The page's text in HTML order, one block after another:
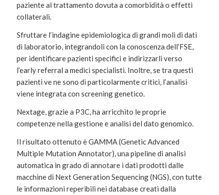
paziente al trattamento dovuta a comorbidità o effetti
collaterali.
Sfruttare l’indagine epidemiologica di grandi moli di dati
di laboratorio, integrandoli con la conoscenza dell’FSE,
per identificare pazienti specifici e indirizzarli verso
l’early referral a medici specialisti. Inoltre, se tra questi
pazienti ve ne sono di particolarmente critici, l’analisi
viene integrata con screening genetico.
Nextage, grazie a P3C, ha arricchito le proprie
competenze nella gestione e analisi del dato genomico.
Il risultato ottenuto è GAMMA (Genetic Advanced
Multiple Mutation Annotator), una pipeline di analisi
automatica in grado di annotare i dati prodotti dalle
macchine di Next Generation Sequencing (NGS), con tutte
le informazioni reperibili nei database creati dalla